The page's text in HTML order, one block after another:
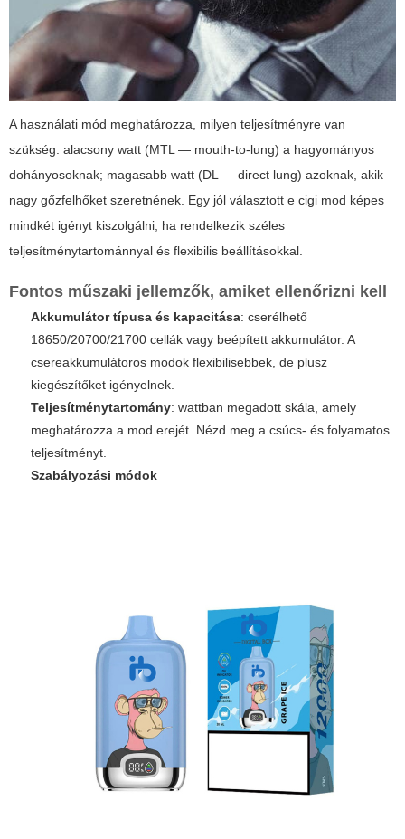
A használati mód meghatározza, milyen teljesítményre van
szükség: alacsony watt (MTL — mouth-to-lung) a hagyományos
dohányosoknak; magasabb watt (DL — direct lung) azoknak, akik
nagy gőzfelhőket szeretnének. Egy jól választott e cigi mod képes
mindkét igényt kiszolgálni, ha rendelkezik széles
teljesítménytartománnyal és flexibilis beállításokkal.
Fontos műszaki jellemzők, amiket ellenőrizni kell
Akkumulátor típusa és kapacitása: cserélhető
18650/20700/21700 cellák vagy beépített akkumulátor. A
csereakkumulátoros modok flexibilisebbek, de plusz
kiegészítőket igényelnek.
Teljesítménytartomány: wattban megadott skála, amely
meghatározza a mod erejét. Nézd meg a csúcs- és folyamatos
teljesítményt.
Szabályozási módok